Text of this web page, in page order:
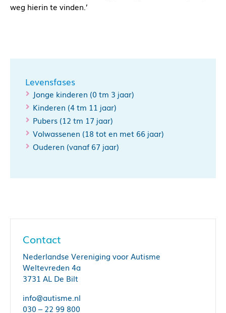
weg hierin te vinden.’
Levensfases
Jonge kinderen (0 tm 3 jaar)
Kinderen (4 tm 11 jaar)
Pubers (12 tm 17 jaar)
Volwassenen (18 tot en met 66 jaar)
Ouderen (vanaf 67 jaar)
Contact
Nederlandse Vereniging voor Autisme
Weltevreden 4a
3731 AL De Bilt
info@autisme.nl
030 – 22 99 800